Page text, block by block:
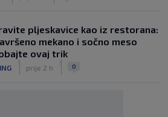
pljeskavice kao iz restorana:
mekano i sočno meso
ovaj trik
prije 2 h 0